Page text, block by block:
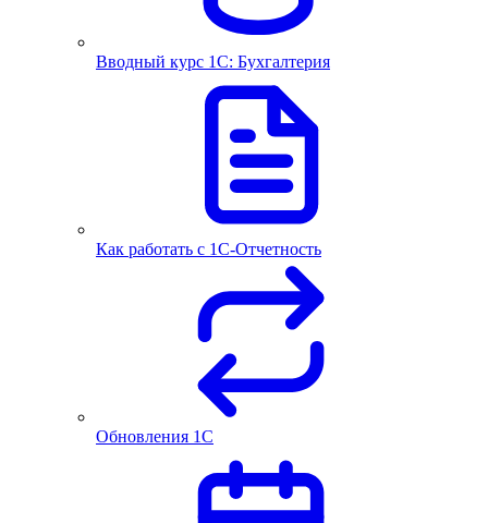
Вводный курс 1С: Бухгалтерия
Как работать с 1С‑Отчетность
Обновления 1С